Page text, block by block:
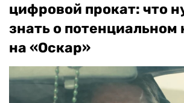
цифровой прокат: что
знать о потенциальном
на «Оскар»